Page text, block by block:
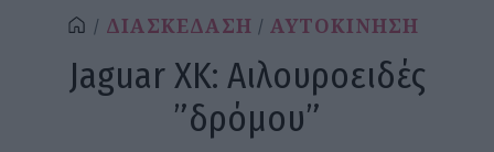
ΔΙΑΣΚΕΔΑΣΗ ΑΥΤΟΚΙΝΗΣΗ
Jaguar XK: Αιλουροειδές
”δρόμου”